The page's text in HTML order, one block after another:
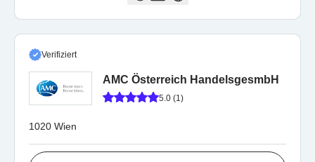
Verifiziert
AMC Österreich HandelsgesmbH
5.0 (1)
1020 Wien